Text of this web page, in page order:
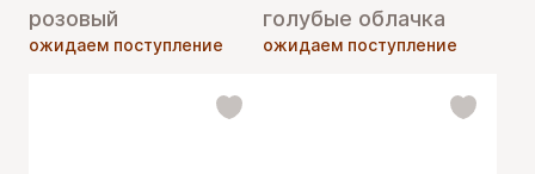
розовый
ожидаем поступление
голубые облачка
ожидаем поступление